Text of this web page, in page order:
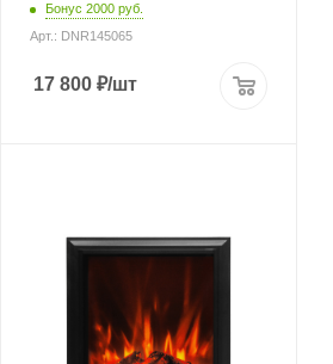
Бонус 2000 руб.
Арт.: DNR145065
17 800₽/шт